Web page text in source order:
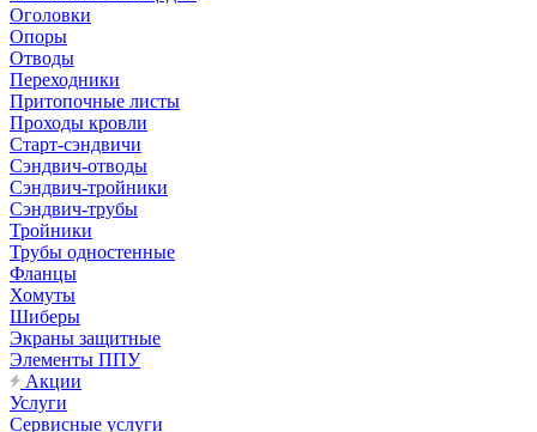
Оголовки
Опоры
Отводы
Переходники
Притопочные листы
Проходы кровли
Старт-сэндвичи
Сэндвич-отводы
Сэндвич-тройники
Сэндвич-трубы
Тройники
Трубы одностенные
Фланцы
Хомуты
Шиберы
Экраны защитные
Элементы ППУ
Акции
Услуги
Сервисные услуги